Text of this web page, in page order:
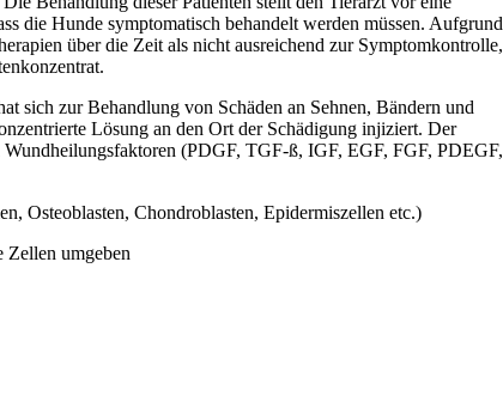
die Hunde symptomatisch behandelt werden müssen. Aufgrund
über die Zeit als nicht ausreichend zur Symptomkontrolle,
sich zur Behandlung von Schäden an Sehnen, Bändern und
Lösung an den Ort der Schädigung injiziert. Der
(PDGF, TGF-ß, IGF, EGF, FGF, PDEGF,
Osteoblasten, Chondroblasten, Epidermiszellen etc.)
Zellen umgeben